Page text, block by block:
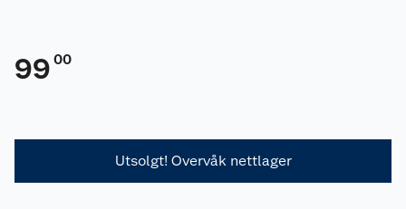
99 00
Utsolgt! Overvåk nettlager